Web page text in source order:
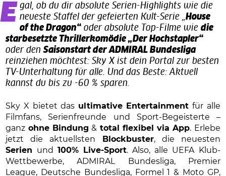
Egal, ob du dir absolute Serien-Highlights wie die neueste Staffel der gefeierten Kult-Serie „House
of the Dragon“ oder absolute Top-Filme wie die
starbesetzte Thrillerkomödie „Der Hochstapler“
oder denSaisonstart der ADMIRAL Bundesliga
reinziehen möchtest: Sky X ist dein Portal zur besten
TV-Unterhaltung für alle. Und das Beste: Aktuell
kannst du bis zu -60 % sparen.
Sky X bietet das ultimative Entertainment für alle
Filmfans, Serienfreunde und Sport-Begeisterte –
ganz ohne Bindung & total flexibel via App. Erlebe
jetzt die aktuellsten
Blockbuster, die neuesten
Serien und 100% Live-Sport. Also, alle UEFA Klub-
Wettbewerbe, ADMIRAL Bundesliga, Premier
League, Deutsche Bundesliga, Formel 1 & Moto GP,